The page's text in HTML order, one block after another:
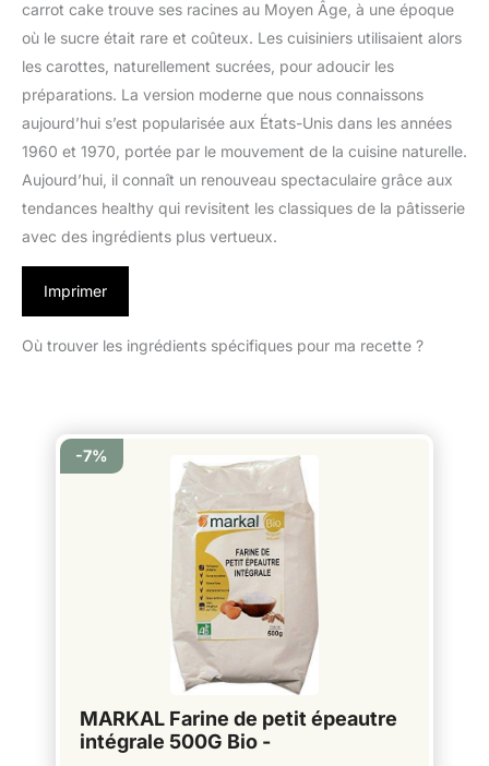
carrot cake trouve ses racines au Moyen Âge, à une époque
où le sucre était rare et coûteux. Les cuisiniers utilisaient alors
les carottes, naturellement sucrées, pour adoucir les
préparations. La version moderne que nous connaissons
aujourd’hui s’est popularisée aux États-Unis dans les années
1960 et 1970, portée par le mouvement de la cuisine naturelle.
Aujourd’hui, il connaît un renouveau spectaculaire grâce aux
tendances healthy qui revisitent les classiques de la pâtisserie
avec des ingrédients plus vertueux.
Imprimer
Où trouver les ingrédients spécifiques pour ma recette ?
MARKAL Farine de petit épeautre
intégrale 500G Bio -
-7%